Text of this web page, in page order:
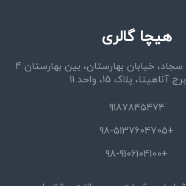
هیچا گالری
ایران، مشهد، بلوار سجاد، خیابان بهارستان، بین بهارستان 4
9187845474
+98-5137604705
+98-9106104100